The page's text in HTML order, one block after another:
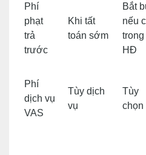
Phí
phạt
trả
trước
Khi tất
toán sớm
Bắt
nếu
trong
HĐ
Phí
dịch vụ
VAS
Tùy dịch
vụ
Tùy
chọn